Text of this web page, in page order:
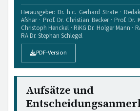
Herausgeber: Dr. h.c. Gerhard Strate ·
Afshar · Prof. Dr. Christian Becker · Prof. Dr.
Christoph Henckel · RiKG Dr. Holger Mann ·
RA Dr. Stephan Schlegel
PDF-Version
Aufsätze und